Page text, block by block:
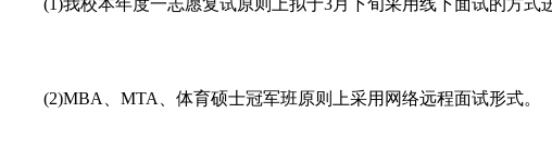
(1)我校本年度一志愿复试原则上拟于3月下旬采用线下面试的方式进
(2)MBA、MTA、体育硕士冠军班原则上采用网络远程面试形式。